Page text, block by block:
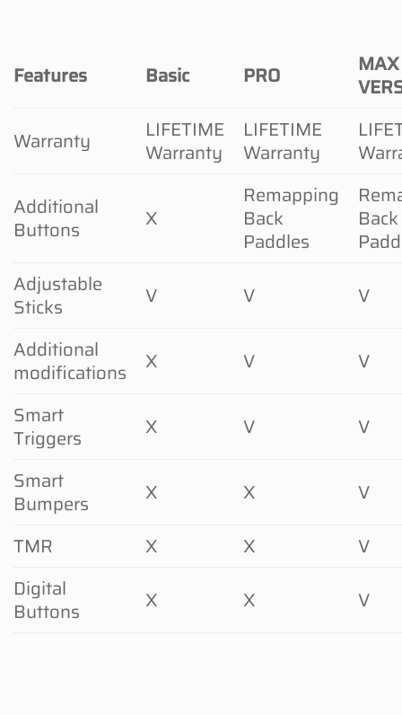
Features Basic PRO
MAX
Warranty
LIFETIME
Warranty
LIFETIME
Warranty
Additional
Buttons
X
Remapping
Back
Paddles
Back
Adjustable
Sticks
V V
V
Additional
modifications
X V
V
Smart
Triggers
X V
V
Smart
Bumpers
X X
V
TMR
X X
V
Digital
Buttons
X X V